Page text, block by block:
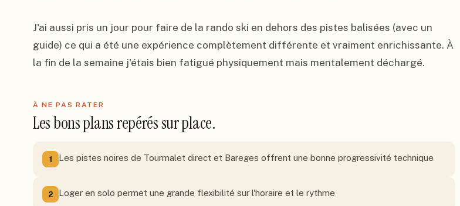
J'ai aussi pris un jour pour faire de la rando ski en dehors des pistes balisées (avec un
guide) ce qui a été une expérience complètement différente et vraiment enrichissante. À
la fin de la semaine j'étais bien fatigué physiquement mais mentalement déchargé.
À NE PAS RATER
Les bons plans repérés sur place.
1 Les pistes noires de Tourmalet direct et Bareges offrent une bonne progressivité technique
2 Loger en solo permet une grande flexibilité sur l'horaire et le rythme